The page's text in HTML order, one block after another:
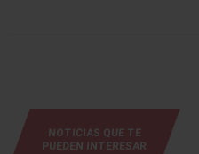
NOTICIAS QUE TE
PUEDEN INTERESAR